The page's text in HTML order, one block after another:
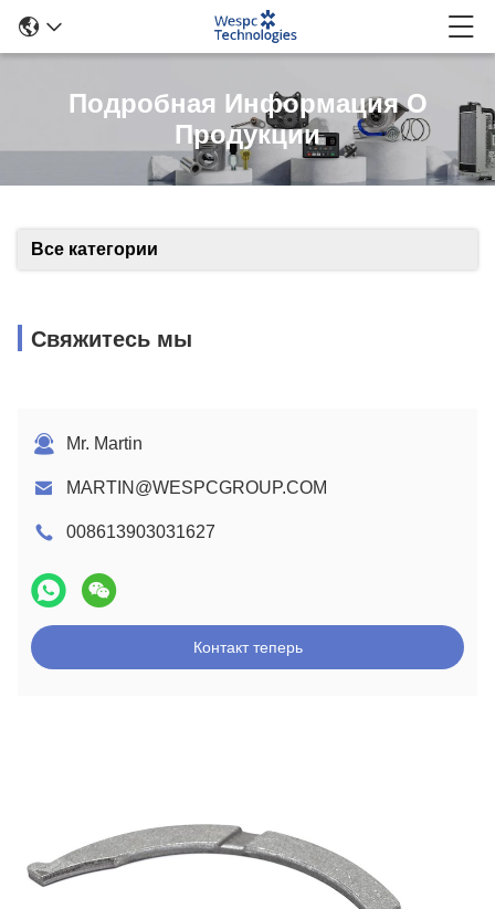
Подробная Информация О
Продукции
Все категории
Свяжитесь мы
Mr. Martin
MARTIN@WESPCGROUP.COM
008613903031627
Контакт теперь